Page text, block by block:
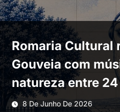
Romaria Cultural
Gouveia com
natureza entre
julho
8 De Junho De 2026